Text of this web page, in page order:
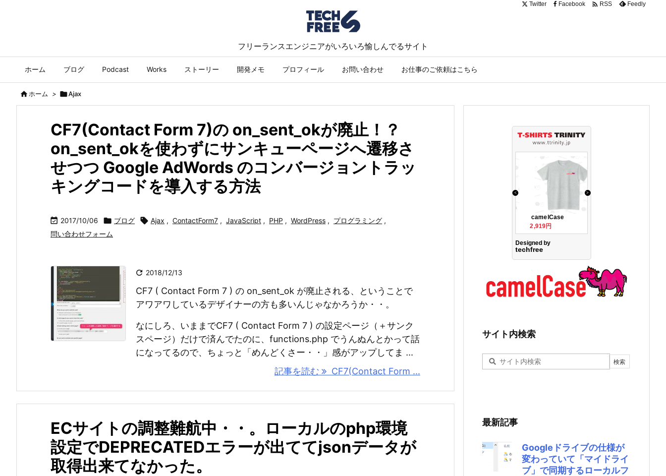
フリーランスエンジニアがいろいろ愉しんでるサイト
ホーム ブログ Podcast Works ストーリー 開発メモ プロフィール お問い合わせ お仕事のご依頼はこちら
Twitter Facebook  RSS Feedly
ホーム > Ajax
CF7(Contact Form 7)の on_sent_okが廃止！？
on_sent_okを使わずにサンキューページへ遷移さ
せつつ Google AdWords のコンバージョントラッ
キングコードを導入する方法
 2017/10/06  ブログ  Ajax , ContactForm7 , JavaScript , PHP , WordPress , プログラミング ,
問い合わせフォーム
 2018/12/13
CF7 ( Contact Form 7 ) の on_sent_ok が廃止される、ということで
アワアワしているデザイナーの方も多いんじゃなかろうか・・。
なにしろ、いままでCF7 ( Contact Form 7 ) の設定ページ（＋サンク
スページ）だけで済んでたのに、functions.php でうんぬんとかって話
になってるので、ちょっと「めんどくさー・・」感がアップしてま ...
記事を読む
CF7(Contact Form ...
ECサイトの調整難航中・・。ローカルのphp環境
設定でDEPRECATEDエラーが出ててjsonデータが
取得出来てなかった。
サイト内検索
最新記事
Googleドライブの仕様が
変わっていて「マイドライ
ブ」で同期するローカルフ